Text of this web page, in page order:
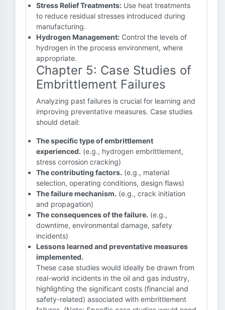
Stress Relief Treatments: Use heat treatments
to reduce residual stresses introduced during
manufacturing.
Hydrogen Management: Control the levels of
hydrogen in the process environment, where
appropriate.
Chapter 5: Case Studies of
Embrittlement Failures
Analyzing past failures is crucial for learning and
improving preventative measures. Case studies
should detail:
The specific type of embrittlement
experienced. (e.g., hydrogen embrittlement,
stress corrosion cracking)
The contributing factors. (e.g., material
selection, operating conditions, design flaws)
The failure mechanism. (e.g., crack initiation
and propagation)
The consequences of the failure. (e.g.,
downtime, environmental damage, safety
incidents)
Lessons learned and preventative measures
implemented.
These case studies would ideally be drawn from
real-world incidents in the oil and gas industry,
highlighting the significant costs (financial and
safety-related) associated with embrittlement